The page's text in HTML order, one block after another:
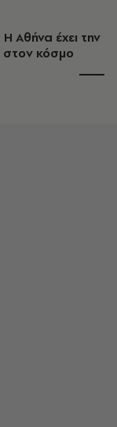
Αθήνα έχει την
στον κόσμο